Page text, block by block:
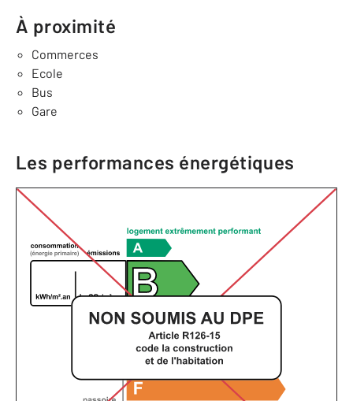
À proximité
Commerces
Ecole
Bus
Gare
Les performances énergétiques